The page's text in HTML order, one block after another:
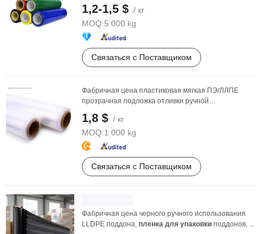
1,2-1,5 $ / кг
MOQ:5 000 kg
Связаться с Поставщиком
Фабричная цена пластиковая мягкая ПЭ/ЛЛПЕ
прозрачная подложка отливки ручной
термоусадочной пленки
1,8 $ / кг
MOQ:1 000 kg
Связаться с Поставщиком
Фабричная цена черного ручного использования
LLDPE поддона, пленка для упаковки поддонов, ...